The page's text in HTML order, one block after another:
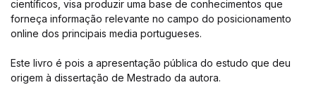
científicos, visa produzir uma base de conhecimentos que
forneça informação relevante no campo do posicio­namento
online dos principais media portugueses.
Este livro é pois a apresentação pública do estudo que deu
origem à dissertação de Mestrado da autora.